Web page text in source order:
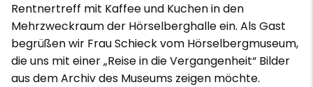
Rentnertreff mit Kaffee und Kuchen in den
Mehrzweckraum der Hörselberghalle ein. Als Gast
begrüßen wir Frau Schieck vom Hörselbergmuseum,
die uns mit einer „Reise in die Vergangenheit“ Bilder
aus dem Archiv des Museums zeigen möchte.